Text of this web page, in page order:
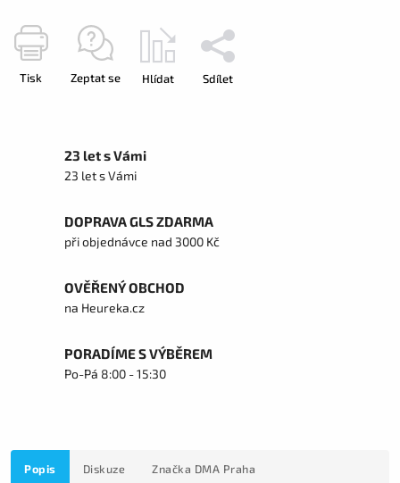
Tisk Zeptat se Hlídat Sdílet
23 let s Vámi
23 let s Vámi
DOPRAVA GLS ZDARMA
při objednávce nad 3000 Kč
OVĚŘENÝ OBCHOD
na Heureka.cz
PORADÍME S VÝBĚREM
Po-Pá 8:00 - 15:30
Popis Diskuze Značka DMA Praha